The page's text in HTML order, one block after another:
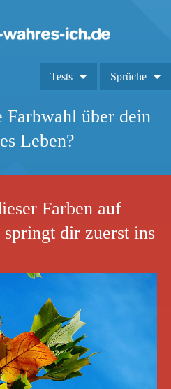
Tests Sprüche
Farbwahl über dein
Leben?
Farben auf
dir zuerst ins